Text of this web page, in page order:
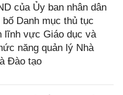
của Ủy ban nhân dân
Danh mục thủ tục
lĩnh vực Giáo dục và
năng quản lý Nhà
Đào tạo